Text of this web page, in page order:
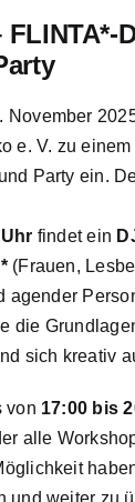
November
e. V. zu
Party ein.
findet ein
(Frauen,
agender
die
sich kreativ
von 17:00 bis
alle
und weiter zu